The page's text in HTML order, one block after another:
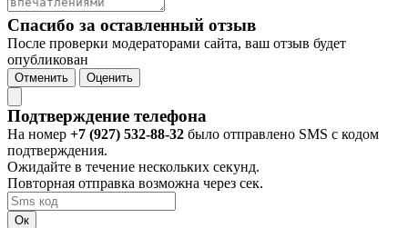
Спасибо за оставленный отзыв
После проверки модераторами сайта, ваш отзыв будет
опубликован
Отменить Оценить
Подтверждение телефона
На номер +7 (927) 532-88-32 было отправлено SMS с кодом
подтверждения.
Ожидайте в течение нескольких секунд.
Повторная отправка возможна через сек.
Ок